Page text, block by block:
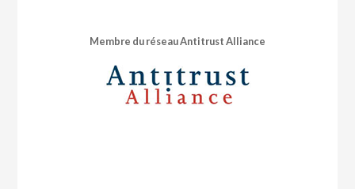
Membre du réseau Antitrust Alliance